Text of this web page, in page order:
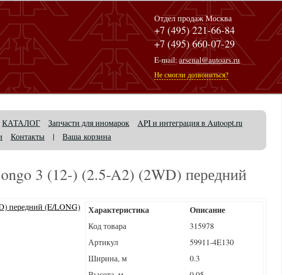
Отдел продаж Москва
+7 (495) 221-66-84
+7 (495) 660-07-29
E-mail:arsenal@autoars.ru
Не смогли дозвониться?
КАТАЛОГ Запчасти для иномарок
API и интеграция в Autoopt.ru
Контакты | Ваша корзина
3 (12-) (2.5-A2) (2WD) передний
Характеристика Описание
Код товара
315978
Артикул
59911-4E130
Ширина, м
0.3